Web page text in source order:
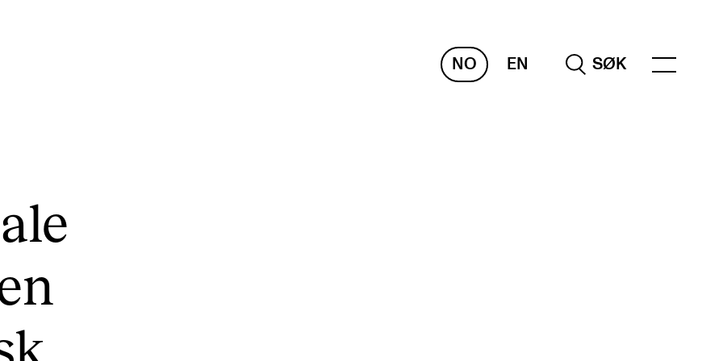
NO EN SØK
Plakat, program og markedsføring
Interne konserter og arrangementer